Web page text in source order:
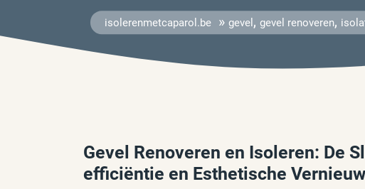
isolerenmetcaparol.be » gevel , gevel renoveren,
Gevel Renoveren en Isoleren: De
efficiëntie en Esthetische